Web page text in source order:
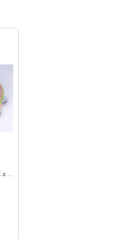
Тамбурин Fleet TH10-8C с 8 бубенцами и прозрачной мембраной, 10 дюймов